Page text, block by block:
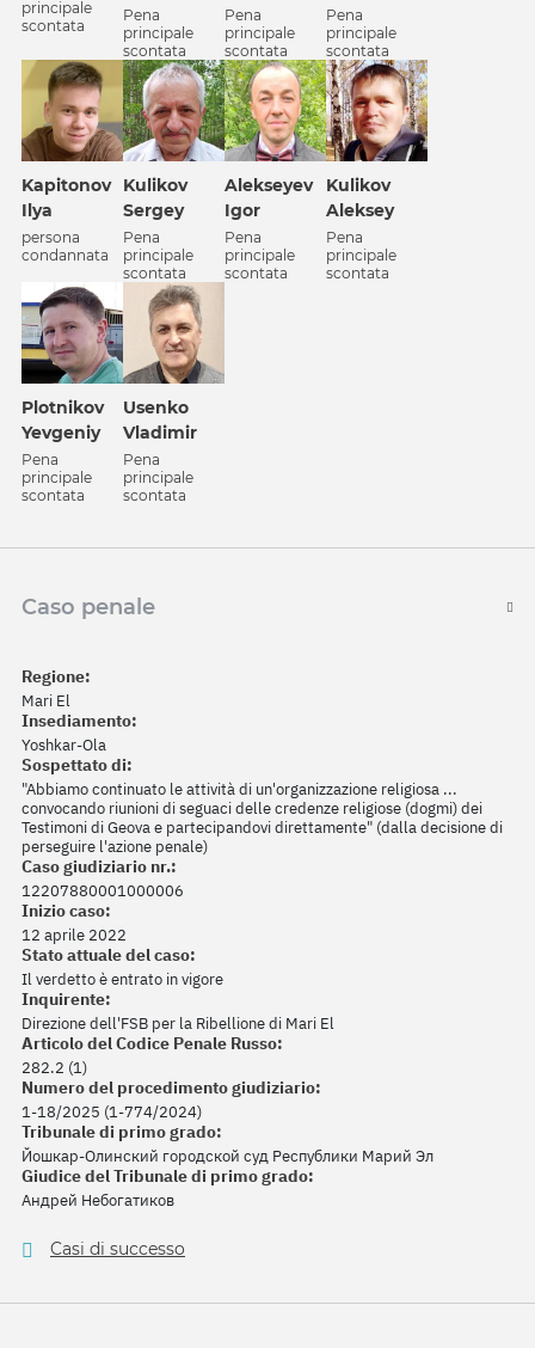
principale
scontata
Pena
principale
scontata
Pena
principale
scontata
Pena
principale
scontata
Kapitonov
Ilya
persona
condannata
Kulikov
Sergey
Pena
principale
scontata
Alekseyev
Igor
Pena
principale
scontata
Kulikov
Aleksey
Pena
principale
scontata
Plotnikov
Yevgeniy
Pena
principale
scontata
Usenko
Vladimir
Pena
principale
scontata
Caso penale
Regione:
Mari El
Insediamento:
Yoshkar-Ola
Sospettato di:
"Abbiamo continuato le attività di un'organizzazione religiosa ...
convocando riunioni di seguaci delle credenze religiose (dogmi) dei
Testimoni di Geova e partecipandovi direttamente" (dalla decisione di
perseguire l'azione penale)
Caso giudiziario nr.:
12207880001000006
Inizio caso:
12 aprile 2022
Stato attuale del caso:
Il verdetto è entrato in vigore
Inquirente:
Direzione dell'FSB per la Ribellione di Mari El
Articolo del Codice Penale Russo:
282.2 (1)
Numero del procedimento giudiziario:
1-18/2025 (1-774/2024)
Tribunale di primo grado:
Йошкар-Олинский городской суд Республики Марий Эл
Giudice del Tribunale di primo grado:
Андрей Небогатиков
Casi di successo